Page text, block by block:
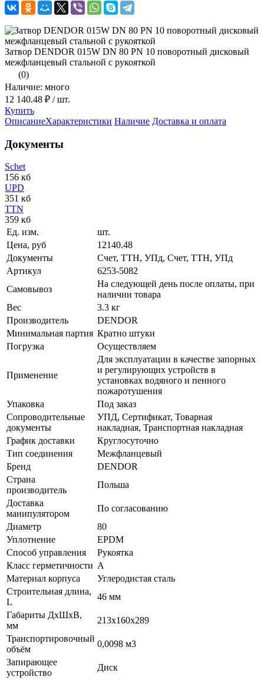
Затвор DENDOR 015W DN 80 PN 10 поворотный дисковый
межфланцевый стальной с рукояткой
(0)
Наличие: много
12 140.48 ₽ / шт.
Купить
ОписаниеХарактеристики Наличие Доставка и оплата
Документы
Schet
156 кб
UPD
351 кб
TTN
359 кб
Ед. изм.
шт.
Цена, руб
12140.48
Документы
Счет, ТТН, УПд, Счет, ТТН, УПд
Артикул
6253-5082
Самовывоз
На следующей день после оплаты, при
наличии товара
Вес
3.3 кг
Производитель
DENDOR
Минимальная партия Кратно штуки
Погрузка
Осуществляем
Применение
Для эксплуатации в качестве запорных
и регулирующих устройств в
установках водяного и пенного
пожаротушения
Упаковка
Под заказ
Сопроводительные
документы
УПД, Сертификат, Товарная
накладная, Транспортная накладная
График доставки
Круглосуточно
Тип соединения
Межфланцевый
Бренд
DENDOR
Страна
производитель
Польша
Доставка
манипулятором
По согласованию
Диаметр
80
Уплотнение
EPDM
Способ управления
Рукоятка
Класс герметичности A
Материал корпуса
Углеродистая сталь
Строительная длина,
L
46 мм
Габариты ДхШхВ,
мм
213х160х289
Транспортировочный
объём
0,0098 м3
Запирающее
устройство
Диск